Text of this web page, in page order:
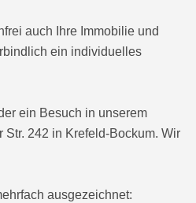
auch Ihre Immobilie und
ein individuelles
ein Besuch in unserem
Str. 242 in Krefeld-Bockum. Wir
ausgezeichnet: